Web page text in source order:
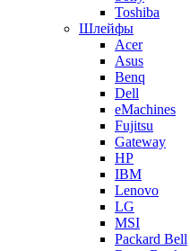
Toshiba
Шлейфы
Acer
Asus
Benq
Dell
eMachines
Fujitsu
Gateway
HP
IBM
Lenovo
LG
MSI
Packard Bell